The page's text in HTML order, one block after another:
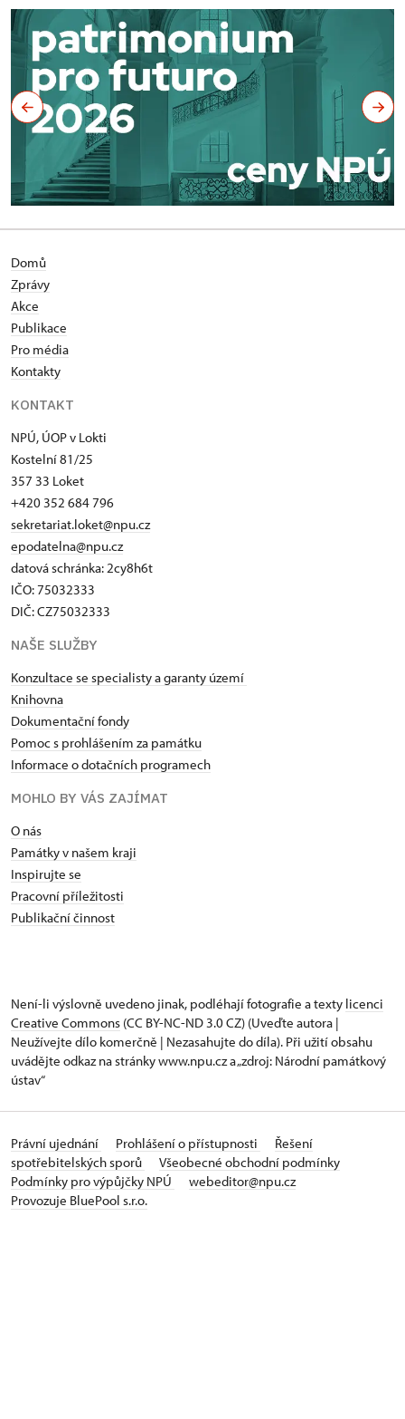
Domů
Zprávy
Akce
Publikace
Pro média
Kontakty
KONTAKT
NPÚ, ÚOP v Lokti
Kostelní 81/25
357 33 Loket
+420 352 684 796
sekretariat.loket@npu.cz
epodatelna@npu.cz
datová schránka: 2cy8h6t​
IČO: 75032333
DIČ: CZ75032333
NAŠE SLUŽBY
Konzultace se specialisty a garanty území
Knihovna
Dokumentační fondy
Pomoc s prohlášením za památku
Informace o dotačních programech
MOHLO BY VÁS ZAJÍMAT
O nás
Památky v našem kraji
Inspirujte se
Pracovní příležitosti
Publikační činnost
Není-li výslovně uvedeno jinak, podléhají fotografie a texty licenci
Creative Commons (CC BY-NC-ND 3.0 CZ) (Uveďte autora |
Neužívejte dílo komerčně | Nezasahujte do díla). Při užití obsahu
uvádějte odkaz na stránky www.npu.cz a „zdroj: Národní památkový
ústav“
Právní ujednání Prohlášení o přístupnosti
Řešení
spotřebitelských sporů
Všeobecné obchodní podmínky
Podmínky pro výpůjčky NPÚ
webeditor@npu.cz
Provozuje BluePool s.r.o.